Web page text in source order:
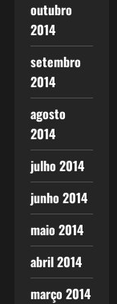
outubro
2014
setembro
2014
agosto
2014
julho 2014
junho 2014
maio 2014
abril 2014
março 2014